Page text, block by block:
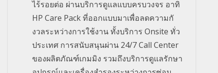
ไร้รอยต่อ ผ่านบริการดูแลแบบครบวงจร อาทิ
HP Care Pack ที่ออกแบบมาเพื่อลดความกั
งวลระหว่างการใช้งาน ทั้งบริการ Onsite ทั่ว
ประเทศ การสนับสนุนผ่าน 24/7 Call Center
ของผลิตภัณฑ์เกมมิง รวมถึงบริการดูแลรักษา